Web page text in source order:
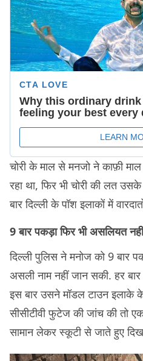
चोरी के माल से मनजो ने काफ़ी
रहा था, फिर भी चोरी की लत
बार दिल्ली के पॉश इलाकों में
9 बार पकड़ा फिर भी असलियत
दिल्ली पुलिस ने मनोज को 9 बार
असली नाम नहीं जान सकी. हर बार
इस बार उसने मॉडल टाउन इलाके
सीसीटीवी फुटेज की जांच की तो
सामान लेकर स्कूटी से जाते हुए